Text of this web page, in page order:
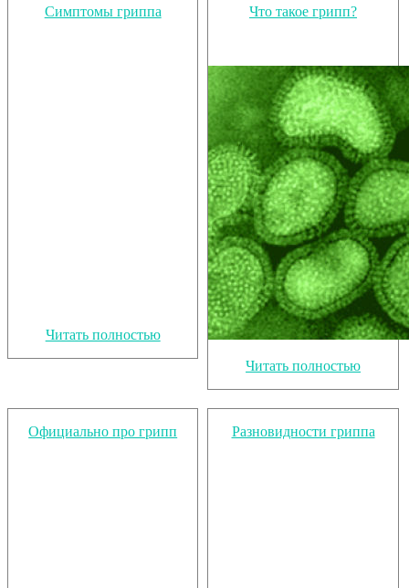
Симптомы гриппа
Читать полностью
Что такое грипп?
Читать полностью
Официально про грипп Разновидности гриппа